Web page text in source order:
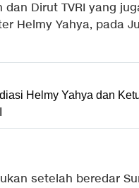
dan Dirut TVRI yang
Helmy Yahya, pada
Helmy Yahya dan
setelah beredar